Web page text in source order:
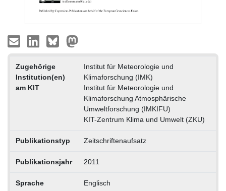
Zugehörige
Institution(en)
am KIT
Institut für Meteorologie und
Klimaforschung (IMK)
Institut für Meteorologie und
Klimaforschung Atmosphärische
Umweltforschung (IMKIFU)
KIT-Zentrum Klima und Umwelt (ZKU)
Publikationstyp Zeitschriftenaufsatz
Publikationsjahr 2011
Sprache Englisch